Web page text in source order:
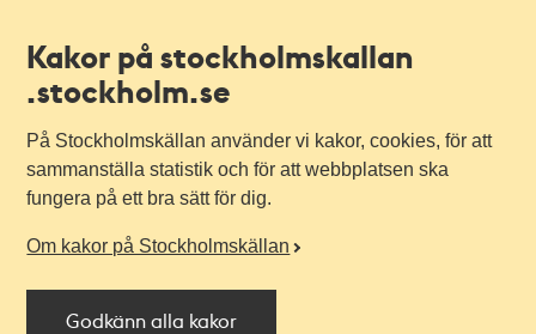
Kakor på stockholmskallan
.stockholm.se
På Stockholmskällan använder vi kakor, cookies, för att
sammanställa statistik och för att webbplatsen ska
fungera på ett bra sätt för dig.
Om kakor på Stockholmskällan
Godkänn alla kakor